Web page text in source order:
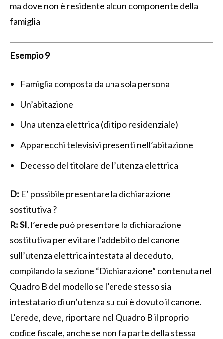
ma dove non è residente alcun componente della
famiglia
Esempio 9
Famiglia composta da una sola persona
Un’abitazione
Una utenza elettrica (di tipo residenziale)
Apparecchi televisivi presenti nell’abitazione
Decesso del titolare dell’utenza elettrica
D: E’ possibile presentare la dichiarazione
sostitutiva ?
R:SI, l’erede può presentare la dichiarazione
sostitutiva per evitare l’addebito del canone
sull’utenza elettrica intestata al deceduto,
compilando la sezione “Dichiarazione” contenuta nel
Quadro B del modello se l’erede stesso sia
intestatario di un’utenza su cui è dovuto il canone.
L’erede, deve, riportare nel Quadro B il proprio
codice fiscale, anche se non fa parte della stessa